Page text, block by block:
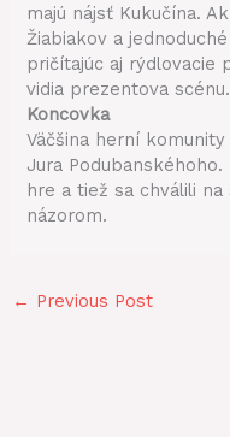
majú nájsť Kukučína.
Žiabiakov a
pričítajúc aj rýdlovacie
vidia prezentova scénu.
Koncovka
Väčšina herní
Jura
hre a tiež sa chválili
názorom.
← Previous Post